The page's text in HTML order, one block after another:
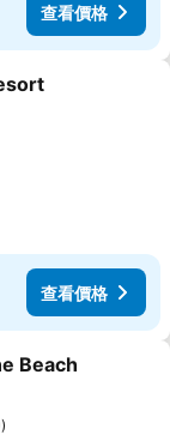
查看價格
查看價格
Beach